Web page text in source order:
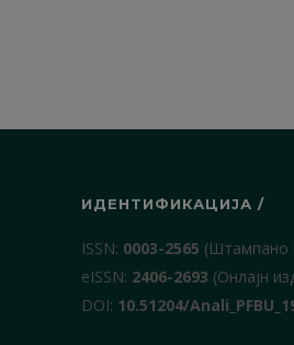
ИДЕНТИФИКАЦИЈА /
ISSN: 0003-2565 (Штампано
еISSN: 2406-2693 (Онлајн
DOI: 10.51204/